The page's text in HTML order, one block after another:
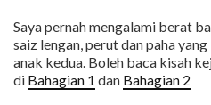
Saya pernah mengalami berat
saiz lengan, perut dan paha
anak kedua. Boleh baca kisah
di Bahagian 1 dan Bahagian 2